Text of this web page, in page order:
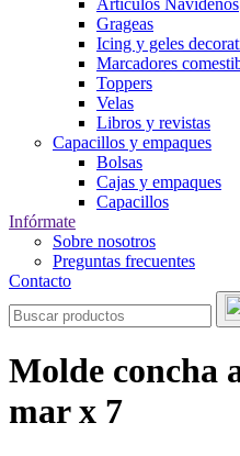
Artículos Navideños
Grageas
Icing y geles
Marcadores
Toppers
Velas
Libros y revistas
Capacillos y empaques
Bolsas
Cajas y empaques
Capacillos
Infórmate
Sobre nosotros
Preguntas frecuentes
Contacto
Molde concha
mar x 7